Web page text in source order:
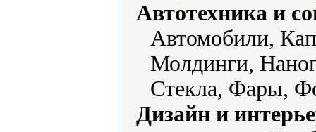
Автотехника и
Автомобили,
Молдинги,
Стекла, Фары,
Дизайн и